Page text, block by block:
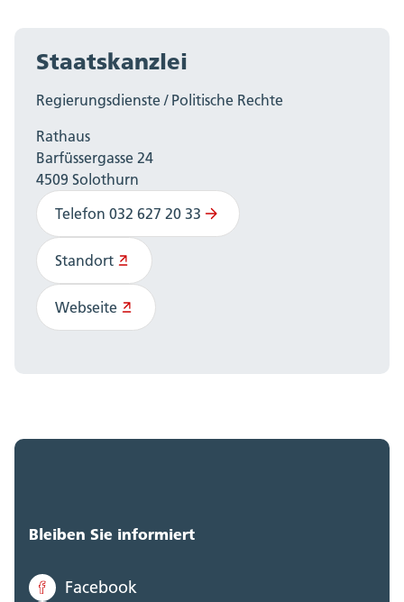
Staatskanzlei
Regierungsdienste / Politische Rechte
Rathaus
Barfüssergasse 24
4509 Solothurn
Telefon 032 627 20 33
Standort
Webseite
Bleiben Sie informiert
Facebook